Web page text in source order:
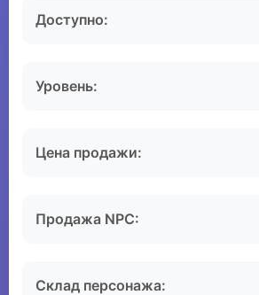
Доступно:
Уровень:
Цена продажи:
Продажа NPC:
Склад персонажа: